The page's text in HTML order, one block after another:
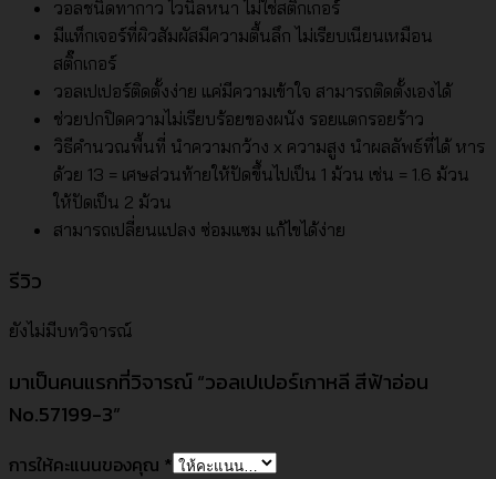
วอลชนิดทากาว ไวนิลหนา ไม่ใช่สติ๊กเกอร์
มีแท็กเจอร์ที่ผิวสัมผัสมีความตื้นลึก ไม่เรียบเนียนเหมือน
สติ๊กเกอร์
วอลเปเปอร์ติดตั้งง่าย แค่มีความเข้าใจ สามารถติดตั้งเองได้
ช่วยปกปิดความไม่เรียบร้อยของผนัง รอยแตกรอยร้าว
วิธีคำนวณพื้นที่ นำความกว้าง x ความสูง นำผลลัพธ์ที่ได้ หาร
ด้วย 13 = เศษส่วนท้ายให้ปัดขึ้นไปเป็น 1 ม้วน เช่น = 1.6 ม้วน
ให้ปัดเป็น 2 ม้วน
สามารถเปลี่ยนแปลง ซ่อมแซม แก้ไขได้ง่าย
รีวิว
ยังไม่มีบทวิจารณ์
มาเป็นคนแรกที่วิจารณ์ “วอลเปเปอร์เกาหลี สีฟ้าอ่อน
No.57199-3”
การให้คะแนนของคุณ *